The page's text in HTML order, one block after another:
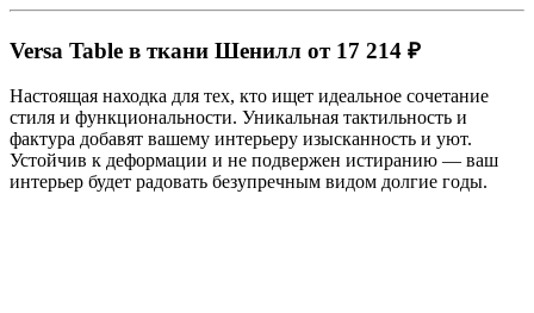
Versa Table в ткани Шенилл от 17 214 ₽
Настоящая находка для тех, кто ищет идеальное сочетание
стиля и функциональности. Уникальная тактильность и
фактура добавят вашему интерьеру изысканность и уют.
Устойчив к деформации и не подвержен истиранию — ваш
интерьер будет радовать безупречным видом долгие годы.